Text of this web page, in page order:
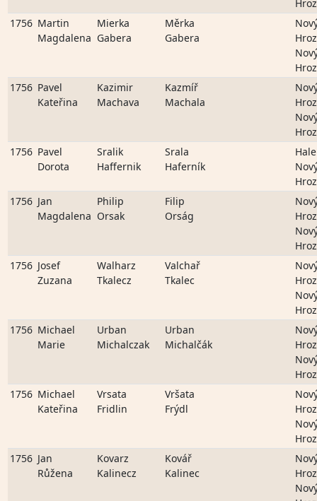
1756 Martin
Magdalena
Mierka
Gabera
Měrka
Gabera
1756 Pavel
Kateřina
Kazimir
Machava
Kazmíř
Machala
1756 Pavel
Dorota
Sralik
Haffernik
Srala
Haferník
1756 Jan
Magdalena
Philip
Orsak
Filip
Orság
1756 Josef
Zuzana
Walharz
Tkalecz
Valchař
Tkalec
1756 Michael
Marie
Urban
Michalczak
Urban
Michalčák
1756 Michael
Kateřina
Vrsata
Fridlin
Vršata
Frýdl
1756 Jan
Růžena
Kovarz
Kalinecz
Kovář
Kalinec